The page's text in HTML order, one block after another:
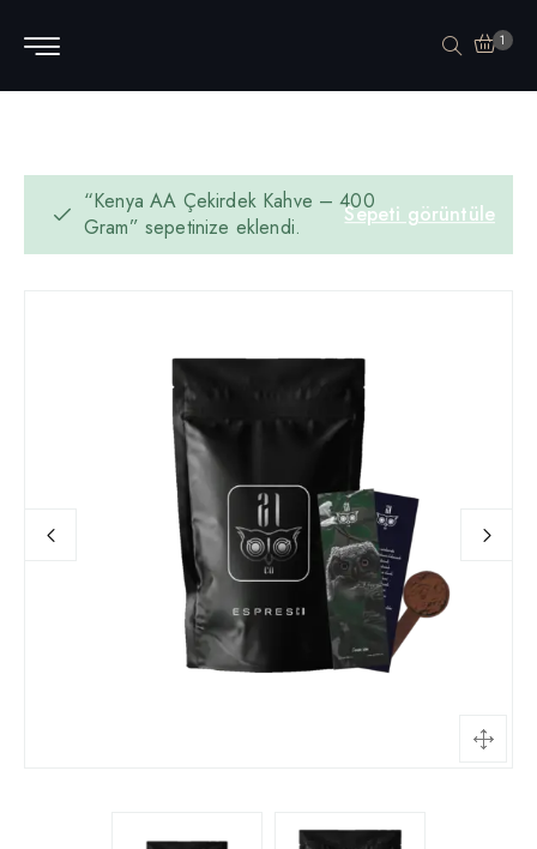
1
Sepeti görüntüle
“Kenya AA Çekirdek Kahve – 400
Gram” sepetinize eklendi.